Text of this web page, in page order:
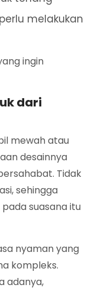
melakukan
ingin
dari
mewah atau
desainnya
Tidak
sehingga
suasana itu
nyaman yang
kompleks.
adanya,